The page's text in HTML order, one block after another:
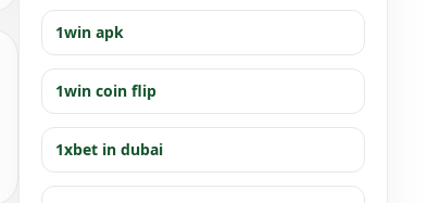
1win apk
1win coin flip
1xbet in dubai